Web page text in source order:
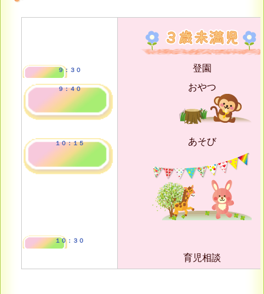
９：３０ 登園
９：４０ おやつ
１０：１５ あそび
１０：３０
育児相談